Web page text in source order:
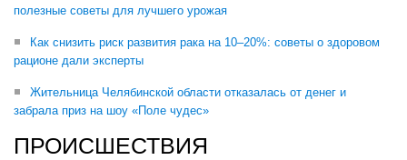
полезные советы для лучшего урожая
Как снизить риск развития рака на 10–20%: советы о здоровом
рационе дали эксперты
Жительница Челябинской области отказалась от денег и
забрала приз на шоу «Поле чудес»
ПРОИСШЕСТВИЯ